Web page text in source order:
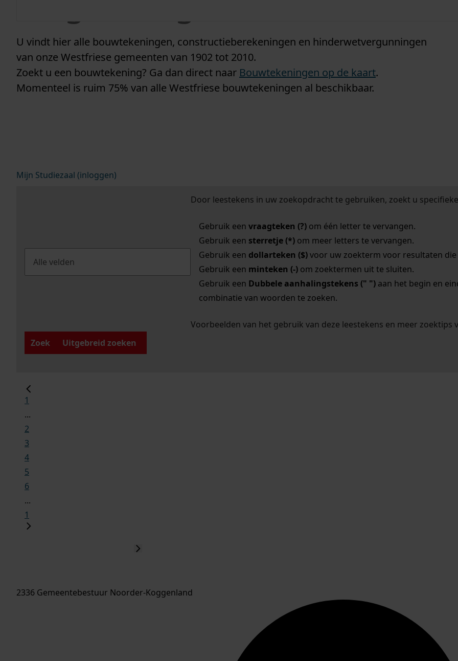
U vindt hier alle bouwtekeningen, constructieberekeningen en hinderwetvergunningen
van onze Westfriese gemeenten van 1902 tot 2010.
Zoekt u een bouwtekening? Ga dan direct naar Bouwtekeningen op de kaart.
Momenteel is ruim 75% van alle Westfriese bouwtekeningen al beschikbaar.
Mijn Studiezaal (inloggen)
Door leestekens in uw zoekopdracht te gebruiken, zoekt u
Gebruik een vraagteken (?)om één letter te vervangen.
Gebruik een sterretje (*)om meer letters te vervangen.
Gebruik een dollarteken ($)voor uw zoekterm voor resultaten die
Gebruik een minteken (-)om zoektermen uit te sluiten.
Gebruik een Dubbele aanhalingstekens (" ")aan het begin en
combinatie van woorden te zoeken.
Voorbeelden van het gebruik van deze leestekens en meer zoektips
Zoek
Uitgebreid zoeken
1
...
2
3
4
5
6
...
1
2336 Gemeentebestuur Noorder-Koggenland